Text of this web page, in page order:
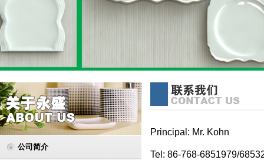
公司简介
Principal: Mr. Kohn
Tel: 86-768-6851979/